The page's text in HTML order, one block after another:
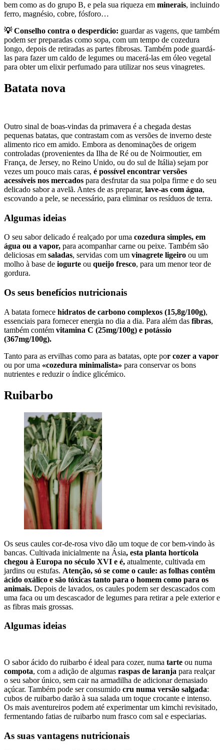
bem como as do grupo B, e pela sua riqueza em minerais, incluindo
ferro, magnésio, cobre, fósforo…
💡 Conselho contra o desperdício: guardar as vagens, que também
podem ser preparadas como sopa, com um tempo de cozedura
longo, depois de retiradas as partes fibrosas. Também pode guardá-
las para fazer um caldo de legumes ou macerá-las em óleo vegetal
para obter um elixir perfumado para utilizar nos seus vinagretes.
Batata nova
Outro sinal de boas-vindas da primavera é a chegada destas
pequenas batatas, que contrastam com as versões de inverno deste
alimento rico em amido. Embora as denominações de origem
controladas (provenientes da Ilha de Ré ou de Noirmoutier, em
França, de Jersey, no Reino Unido, ou do sul de Itália) sejam por
vezes um pouco mais caras, é possível encontrar versões
acessíveis nos mercados para desfrutar da sua polpa firme e do seu
delicado sabor a avelã. Antes de as preparar, lave-as com água,
escovando a pele, se necessário, para eliminar os resíduos de terra.
Algumas ideias
O seu sabor delicado é realçado por uma cozedura simples, em
água ou a vapor, para acompanhar carne ou peixe. Também são
deliciosas em saladas, servidas com um vinagrete ligeiro ou um
molho à base de iogurte ou queijo fresco, para um menor teor de
gordura.
Os seus benefícios nutricionais
A batata fornece hidratos de carbono complexos (15,8g/100g),
essenciais para fornecer energia no dia a dia. Para além das fibras,
também contém vitamina C (25mg/100g) e potássio
(367mg/100g).
Tanto para as ervilhas como para as batatas, opte por cozer a vapor
ou por uma «cozedura minimalista» para conservar os bons
nutrientes e reduzir o índice glicémico.
Ruibarbo
Os seus caules cor-de-rosa vivo dão um toque de cor bem-vindo às
bancas. Cultivada inicialmente na Ásia, esta planta hortícola
chegou à Europa no século XVI e é, atualmente, cultivada em
jardins ou estufas. Atenção, só se come o caule: as folhas contêm
ácido oxálico e são tóxicas tanto para o homem como para os
animais. Depois de lavados, os caules podem ser descascados com
uma faca ou um descascador de legumes para retirar a pele exterior e
as fibras mais grossas.
Algumas ideias
O sabor ácido do ruibarbo é ideal para cozer, numa tarte ou numa
compota, com a adição de algumas raspas de laranja para realçar
o seu sabor único, sem cair na armadilha de adicionar demasiado
açúcar. Também pode ser consumido cru numa versão salgada:
cubos de ruibarbo darão à sua salada um toque crocante e intenso.
Os mais aventureiros podem até experimentar um kimchi revisitado,
fermentando fatias de ruibarbo num frasco com sal e especiarias.
As suas vantagens nutricionais